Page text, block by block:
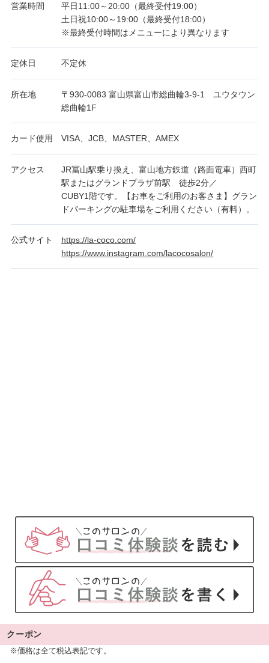
営業時間
平日11:00～20:00（最終受付19:00）
土日祝10:00～19:00（最終受付18:00）
※最終受付時間はメニューにより異なります
定休日 不定休
所在地
〒930-0083 富山県富山市総曲輪3-9-1 ユウタウン
総曲輪1F
カード使用 VISA、JCB、MASTER、AMEX
アクセス
JR冨山駅乗り換え、富山地方鉄道（路面電車）西町
駅またはグランドプラザ前駅 徒歩2分／
CUBY1階です。【お車をご利用のお客さま】グラン
ドパーキングの駐車場をご利用ください（有料）。
公式サイト
https://la-coco.com/
https://www.instagram.com/lacocosalon/
クーポン
※価格は全て税込表記です。